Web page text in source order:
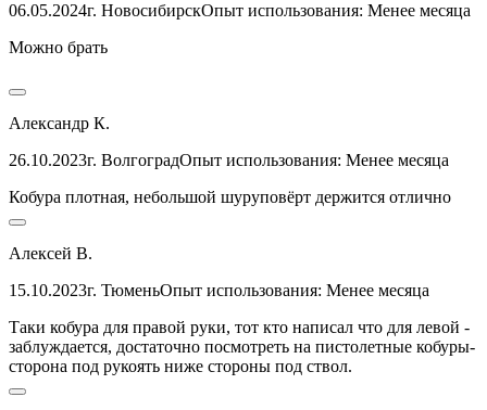
06.05.2024г. НовосибирскОпыт использования: Менее месяца
Можно брать
Александр К.
26.10.2023г. ВолгоградОпыт использования: Менее месяца
Кобура плотная, небольшой шуруповёрт держится отлично
Алексей В.
15.10.2023г. ТюменьОпыт использования: Менее месяца
Таки кобура для правой руки, тот кто написал что для левой -
заблуждается, достаточно посмотреть на пистолетные кобуры-
сторона под рукоять ниже стороны под ствол.